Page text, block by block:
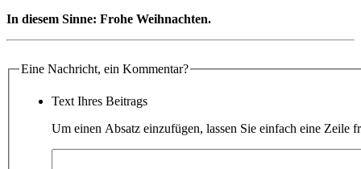
In diesem Sinne: Frohe Weihnachten.
Eine Nachricht, ein Kommentar?
Text Ihres Beitrags
Um einen Absatz einzufügen, lassen Sie einfach eine Zeile